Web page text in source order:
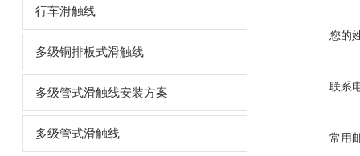
行车滑触线
多级铜排板式滑触线
多级管式滑触线安装方案
多级管式滑触线
您的
联系
常用